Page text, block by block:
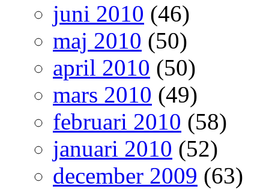
juni 2010 (46)
maj 2010 (50)
april 2010 (50)
mars 2010 (49)
februari 2010 (58)
januari 2010 (52)
december 2009 (63)